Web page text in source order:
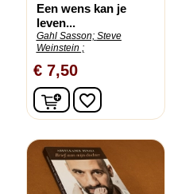
Een wens kan je
leven...
Gahl Sasson; Steve
Weinstein ;
€ 7,50
In winkelwagen
favorite_border